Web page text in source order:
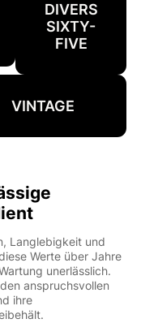
DIVERS
SIXTY-
FIVE
VINTAGE
Langlebigkeit und
Werte über Jahre
unerlässlich.
anspruchsvollen
ihre